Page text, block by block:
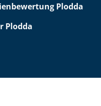
Plodda
Plodda